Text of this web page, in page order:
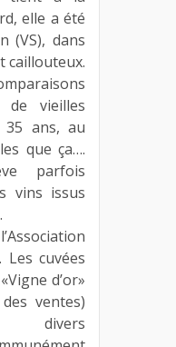
elle a été
(VS), dans
caillouteux.
vieilles
ans, au
que ça….
parfois
vins issus
Les cuvées
d’or»
ventes)
divers